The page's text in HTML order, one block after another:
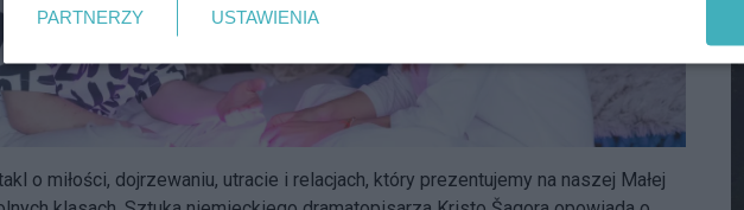
o miłości, dojrzewaniu, utracie i relacjach, który prezentujemy na naszej Małej
PARTNERZY USTAWIENIA